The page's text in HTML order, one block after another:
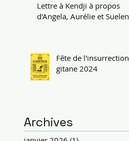
Lettre à Kendji à propos
d'Angela, Aurélie et Suelen
Fête de l'insurrection
gitane 2024
Archives